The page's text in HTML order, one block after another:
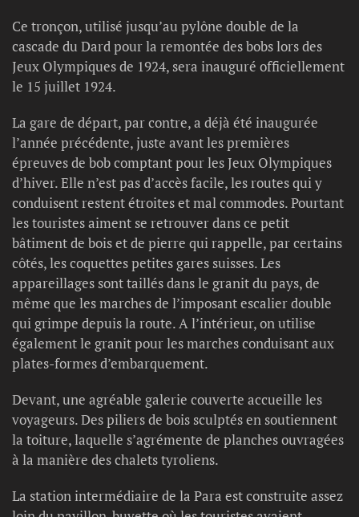
Ce tronçon, utilisé jusqu’au pylône double de la
cascade du Dard pour la remontée des bobs lors des
Jeux Olympiques de 1924, sera inauguré officiellement
le 15 juillet 1924.
La gare de départ, par contre, a déjà été inaugurée
l’année précédente, juste avant les premières
épreuves de bob comptant pour les Jeux Olympiques
d’hiver. Elle n’est pas d’accès facile, les routes qui y
conduisent restent étroites et mal commodes. Pourtant
les touristes aiment se retrouver dans ce petit
bâtiment de bois et de pierre qui rappelle, par certains
côtés, les coquettes petites gares suisses. Les
appareillages sont taillés dans le granit du pays, de
même que les marches de l’imposant escalier double
qui grimpe depuis la route. A l’intérieur, on utilise
également le granit pour les marches conduisant aux
plates-formes d’embarquement.
Devant, une agréable galerie couverte accueille les
voyageurs. Des piliers de bois sculptés en soutiennent
la toiture, laquelle s’agrémente de planches ouvragées
à la manière des chalets tyroliens.
La station intermédiaire de la Para est construite assez